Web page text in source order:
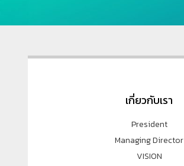
เกี่ยวกับเรา
President
Managing Director
VISION